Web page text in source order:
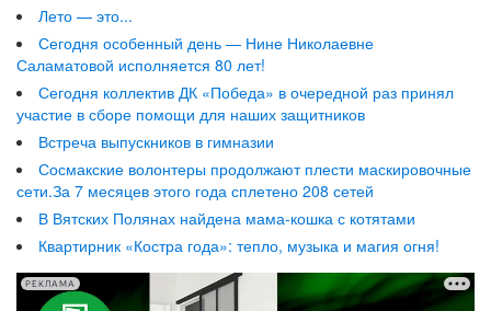
Лето — это...
Сегодня особенный день — Нине Николаевне
Саламатовой исполняется 80 лет!
Сегодня коллектив ДК «Победа» в очередной раз принял
участие в сборе помощи для наших защитников
Встреча выпускников в гимназии
Сосмакские волонтеры продолжают плести маскировочные
сети.За 7 месяцев этого года сплетено 208 сетей
В Вятских Полянах найдена мама-кошка с котятами
Квартирник «Костра года»: тепло, музыка и магия огня!
РЕКЛАМА